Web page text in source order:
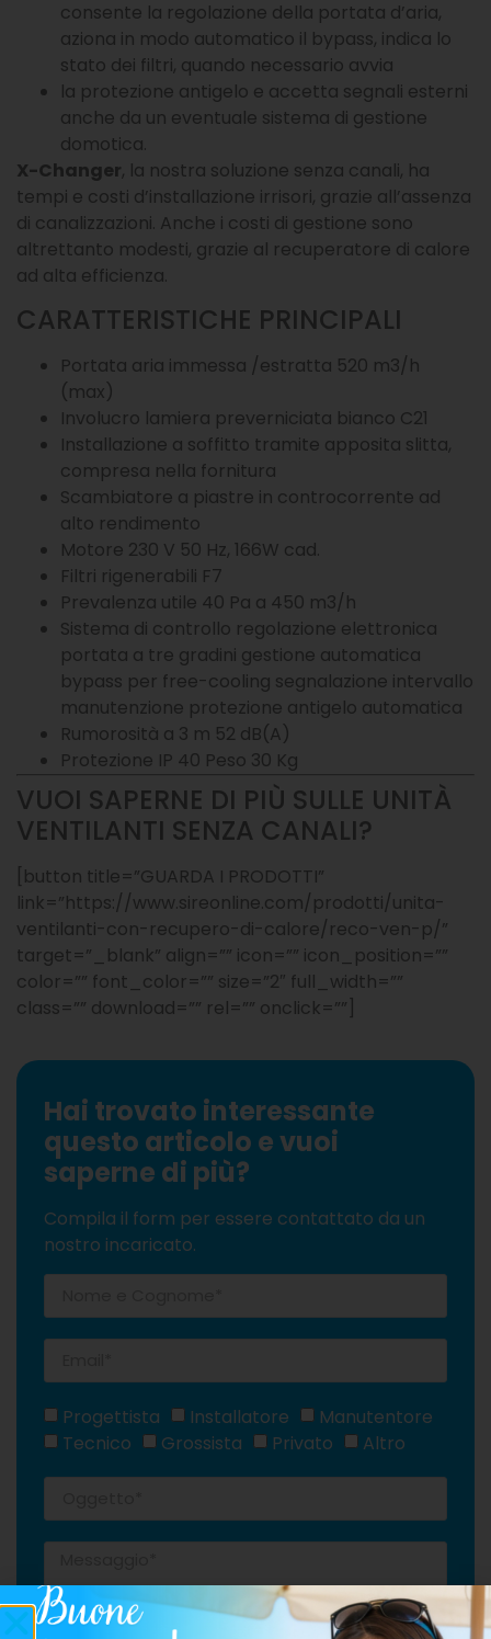
consente la regolazione della portata d’aria,
aziona in modo automatico il bypass, indica lo
stato dei filtri, quando necessario avvia
la protezione antigelo e accetta segnali esterni
anche da un eventuale sistema di gestione
domotica.
X-Changer, la nostra soluzione senza canali, ha
tempi e costi d’installazione irrisori, grazie all’assenza
di canalizzazioni. Anche i costi di gestione sono
altrettanto modesti, grazie al recuperatore di calore
ad alta efficienza.
CARATTERISTICHE PRINCIPALI
Portata aria immessa /estratta 520 m3/h
(max)
Involucro lamiera preverniciata bianco C21
Installazione a soffitto tramite apposita slitta,
compresa nella fornitura
Scambiatore a piastre in controcorrente ad
alto rendimento
Motore 230 V 50 Hz, 166W cad.
Filtri rigenerabili F7
Prevalenza utile 40 Pa a 450 m3/h
Sistema di controllo regolazione elettronica
portata a tre gradini gestione automatica
bypass per free-cooling segnalazione intervallo
manutenzione protezione antigelo automatica
Rumorosità a 3 m 52 dB(A)
Protezione IP 40 Peso 30 Kg
VUOI SAPERNE DI PIÙ SULLE UNITÀ
VENTILANTI SENZA CANALI?
[button title=”GUARDA I PRODOTTI”
link=”https://www.sireonline.com/prodotti/unita-
ventilanti-con-recupero-di-calore/reco-ven-p/”
target=”_blank” align=”” icon=”” icon_position=””
color=”” font_color=”” size=”2″ full_width=””
class=”” download=”” rel=”” onclick=””]
Hai trovato interessante
questo articolo e vuoi
saperne di più?
Compila il form per essere contattato da un
nostro incaricato.
Progettista Installatore
Manutentore
Tecnico
Grossista Privato Altro